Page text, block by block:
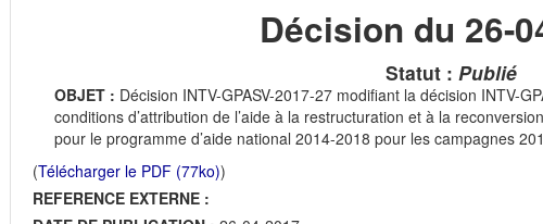
Décision du 26-
Statut : Publié
OBJET : Décision INTV-GPASV-2017-27 modifiant la décision INTV-
conditions d’attribution de l’aide à la restructuration et à la
pour le programme d’aide national 2014-2018 pour les campagnes
(Télécharger le PDF (77ko))
REFERENCE EXTERNE :